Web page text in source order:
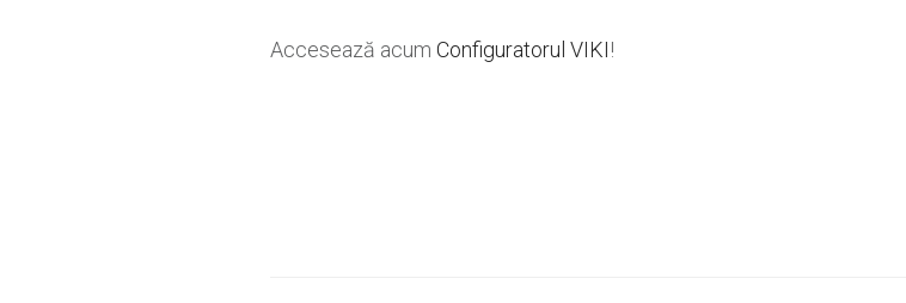
Accesează acum Configuratorul VIKI!